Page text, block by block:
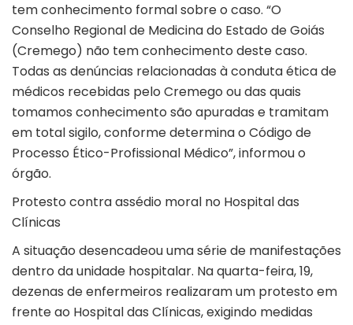
tem conhecimento formal sobre o caso. “O
Conselho Regional de Medicina do Estado de Goiás
(Cremego) não tem conhecimento deste caso.
Todas as denúncias relacionadas à conduta ética de
médicos recebidas pelo Cremego ou das quais
tomamos conhecimento são apuradas e tramitam
em total sigilo, conforme determina o Código de
Processo Ético-Profissional Médico”, informou o
órgão.
Protesto contra assédio moral no Hospital das
Clínicas
A situação desencadeou uma série de manifestações
dentro da unidade hospitalar. Na quarta-feira, 19,
dezenas de enfermeiros realizaram um protesto em
frente ao Hospital das Clínicas, exigindo medidas